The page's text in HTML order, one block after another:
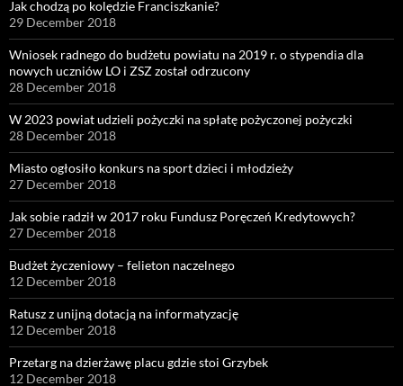
Jak chodzą po kolędzie Franciszkanie?
29 December 2018
Wniosek radnego do budżetu powiatu na 2019 r. o stypendia dla
nowych uczniów LO i ZSZ został odrzucony
28 December 2018
W 2023 powiat udzieli pożyczki na spłatę pożyczonej pożyczki
28 December 2018
Miasto ogłosiło konkurs na sport dzieci i młodzieży
27 December 2018
Jak sobie radził w 2017 roku Fundusz Poręczeń Kredytowych?
27 December 2018
Budżet życzeniowy – felieton naczelnego
12 December 2018
Ratusz z unijną dotacją na informatyzację
12 December 2018
Przetarg na dzierżawę placu gdzie stoi Grzybek
12 December 2018